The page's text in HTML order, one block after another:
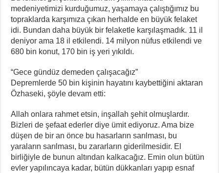
medeniyetimizi kurduğumuz, yaşamaya çalıştığımız bu
topraklarda karşımıza çıkan herhalde en büyük felaket
idi. Bundan daha büyük bir felaketle karşılaşmadık. 11 il
deniyor ama 18 il etkilendi. 14 milyon nüfus etkilendi ve
680 bin konut, 170 bin iş yeri yıkıldı.
“Gece gündüz demeden çalışacağız”
Depremlerde 50 bin kişinin hayatını kaybettiğini aktaran
Özhaseki, şöyle devam etti:
Allah onlara rahmet etsin, inşallah şehit olmuşlardır.
Bizleri de şefaat ederler diye ümit ediyoruz. Ama bize
düşen de bir an önce bu hasarların sarılması, bu
yaraların sarılması, bu zararların giderilmesidir. El
birliğiyle de bunun altından kalkacağız. Emin olun bütün
evler yapılıncaya kadar, bütün dükkanları yapıp esnaf